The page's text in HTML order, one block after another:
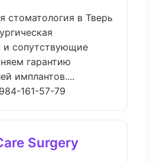
стоматология в Тверь
и сопутствующие
гарантию
имплантов....
161-57-79
Surgery